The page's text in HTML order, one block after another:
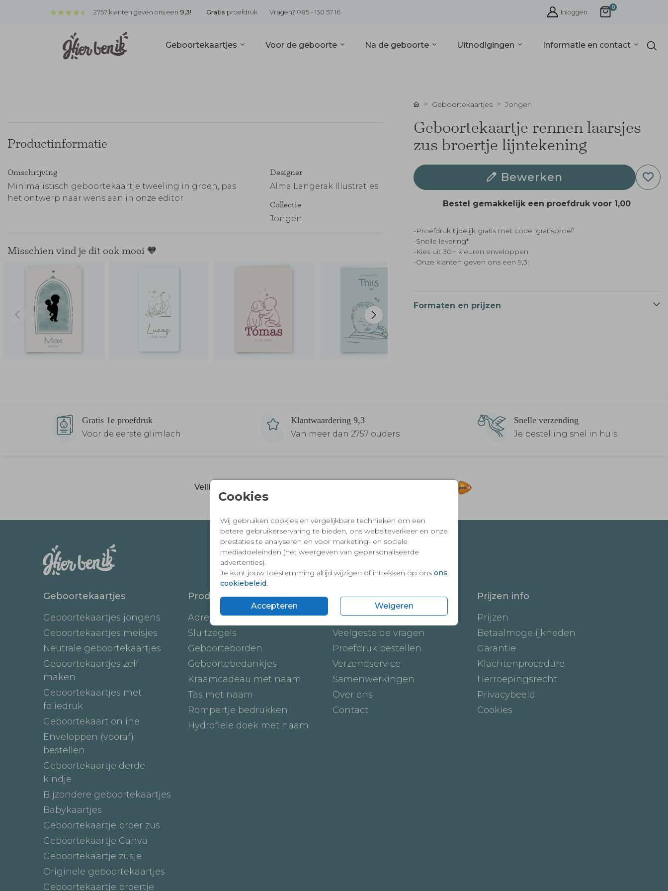
2757 klanten geven ons een 9,3! Gratis proefdruk Vragen? 085 - 130 57 16 Inloggen
0
Geboortekaartjes Voor de geboorte Na de geboorte Uitnodigingen Informatie en contact
Cookies
Wij gebruiken cookies en vergelijkbare technieken om een
betere gebruikerservaring te bieden, ons websiteverkeer en onze
prestaties te analyseren en voor marketing- en sociale
mediadoeleinden (het weergeven van gepersonaliseerde
advertenties).
Je kunt jouw toestemming altijd wijzigen of intrekken op ons ons
cookiebeleid
Accepteren Weigeren
Productinformatie
Omschrijving
Minimalistisch geboortekaartje tweeling in groen, pas
het ontwerp naar wens aan in onze editor.
Designer
Alma Langerak Illustraties
Collectie
Jongen
Misschien vind je dit ook mooi 🧡
Geboortekaartjes Jongen
Geboortekaartje rennen laarsjes
zus broertje lijntekening
Bewerken
Bestel gemakkelijk een proefdruk voor 1,00
-Proefdruk tijdelijk gratis met code 'gratisproef'
-Snelle levering*
-Kies uit 30+ kleuren enveloppen
-Onze klanten geven ons een 9,3!
Formaten en prijzen
Gratis 1e proefdruk
Voor de eerste glimlach
Klantwaardering 9,3
Van meer dan 2757 ouders
Snelle verzending
Je bestelling snel in huis
Veilig en vertrouwd winkelen en betalen
Geboortekaartjes
Geboortekaartjes jongens
Geboortekaartjes meisjes
Neutrale geboortekaartjes
Geboortekaartjes zelf
maken
Geboortekaartjes met
foliedruk
Geboortekaart online
Enveloppen (vooraf)
bestellen
Geboortekaartje derde
kindje
Bijzondere geboortekaartjes
Babykaartjes
Geboortekaartje broer zus
Geboortekaartje Canva
Geboortekaartje zusje
Originele geboortekaartjes
Geboortekaartje broertje
Producten
Adresstickers
Sluitzegels
Geboorteborden
Geboortebedankjes
Kraamcadeau met naam
Tas met naam
Rompertje bedrukken
Hydrofiele doek met naam
Onze service
Hoe werkt het
Veelgestelde vragen
Proefdruk bestellen
Verzendservice
Samenwerkingen
Over ons
Contact
Prijzen info
Prijzen
Betaalmogelijkheden
Garantie
Klachtenprocedure
Herroepingsrecht
Privacybeeld
Cookies